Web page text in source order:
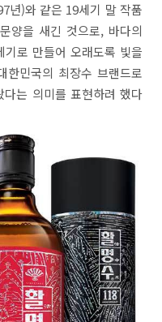
년)와 같은 19세기 말 작품
양을 새긴 것으로, 바다의
로 만들어 오래도록 빛을
한민국의 최장수 브랜드로
는 의미를 표현하려 했다